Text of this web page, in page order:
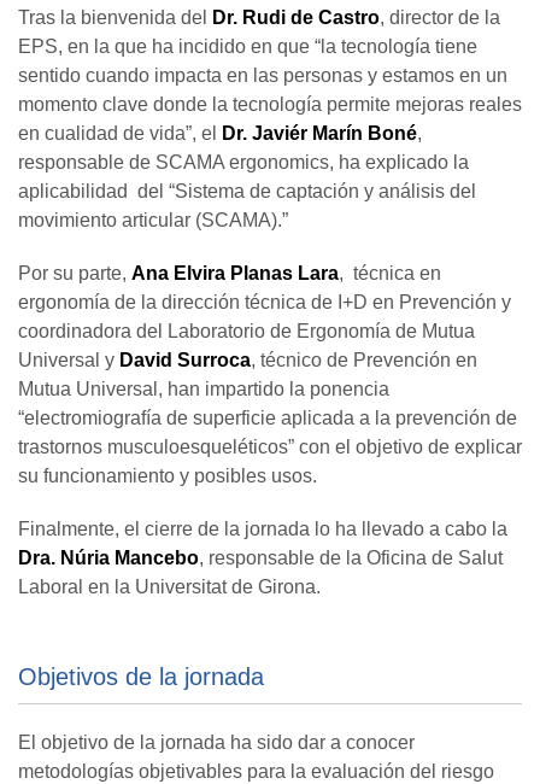
Tras la bienvenida del Dr. Rudi de Castro, director de la
EPS, en la que ha incidido en que “la tecnología tiene
sentido cuando impacta en las personas y estamos en un
momento clave donde la tecnología permite mejoras reales
en cualidad de vida”, el
Dr. Javiér Marín Boné,
responsable de SCAMA ergonomics, ha explicado la
aplicabilidad del “Sistema de captación y análisis del
movimiento articular (SCAMA).”
Por su parte, Ana Elvira Planas Lara, técnica en
ergonomía de la dirección técnica de I+D en Prevención y
coordinadora del Laboratorio de Ergonomía de Mutua
Universal y David Surroca, técnico de Prevención en
Mutua Universal, han impartido la ponencia
“electromiografía de superficie aplicada a la prevención de
trastornos musculoesqueléticos” con el objetivo de explicar
su funcionamiento y posibles usos.
Finalmente, el cierre de la jornada lo ha llevado a cabo la
Dra. Núria Mancebo, responsable de la Oficina de Salut
Laboral en la Universitat de Girona.
Objetivos de la jornada
El objetivo de la jornada ha sido dar a conocer
metodologías objetivables para la evaluación del riesgo